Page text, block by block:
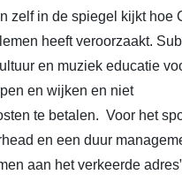
zelf in de spiegel kijkt hoe
heeft veroorzaakt.
en muziek educatie
en wijken en niet
te betalen. Voor het
en een duur
aan het verkeerde